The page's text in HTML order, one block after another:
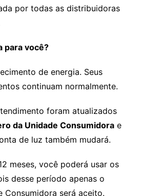
por todas as distribuidoras
para você?
de energia. Seus
continuam normalmente.
foram atualizados
da Unidade Consumidorae
de luz também mudará.
meses, você poderá usar os
desse período apenas o
Consumidora será aceito.